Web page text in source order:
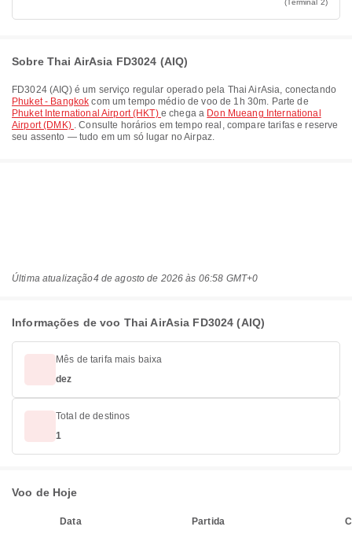
(Terminal 2)
Sobre Thai AirAsia FD3024 (AIQ)
FD3024(AIQ) é um serviço regular operado pela Thai AirAsia, conectando
Phuket - Bangkok com um tempo médio de voo de 1h 30m. Parte de
Phuket International Airport (HKT) e chega a Don Mueang International
Airport (DMK) . Consulte horários em tempo real, compare tarifas e reserve
seu assento — tudo em um só lugar no Airpaz.
Última atualização4 de agosto de 2026 às 06:58 GMT+0
Informações de voo Thai AirAsia FD3024 (AIQ)
Mês de tarifa mais baixa
dez
Total de destinos
1
Voo de Hoje
Data Partida